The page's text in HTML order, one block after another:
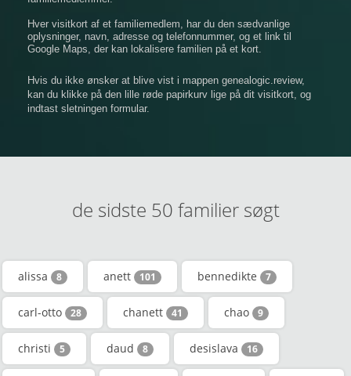
Hver visitkort af et familiemedlem, har du den sædvanlige
oplysninger, navn, adresse og telefonnummer, og et link til
Google Maps, der kan lokalisere familien på et kort.
Hvis du ikke ønsker at blive vist i mappen genealogic.review,
kan du klikke på den lille røde papirkurv lige på dit visitkort, og
indtast sletningen formular.
de sidste 50 familier søgt
alissa 8 anett 101 bennedikte 7
carl-otto 28 chanett 41 chao 9
christi 5 daud 8 desislava 16